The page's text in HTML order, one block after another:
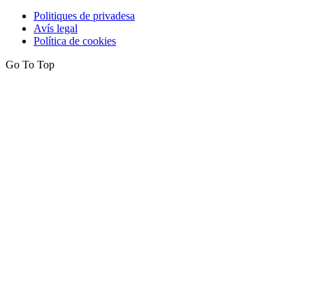
Politiques de privadesa
Avís legal
Política de cookies
Go To Top